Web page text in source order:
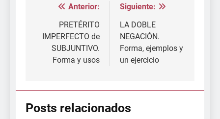
Navegación
entradas
Anterior:
PRETÉRITO
IMPERFECTO de
SUBJUNTIVO.
Forma y usos
Siguiente:
LA DOBLE
NEGACIÓN.
Forma, ejemplos y
un ejercicio
Posts relacionados